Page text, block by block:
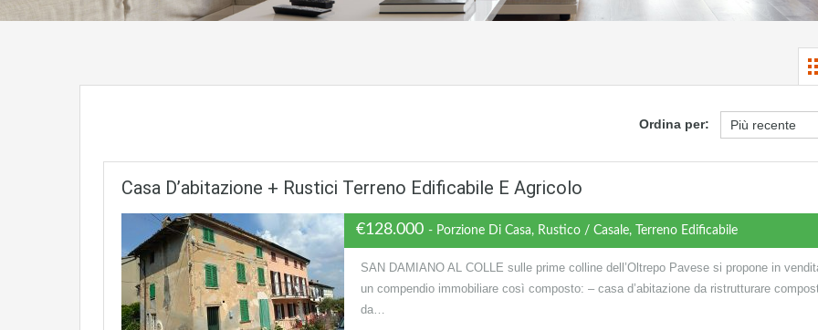
Ordina per:
Casa D’abitazione + Rustici Terreno Edificabile E Agricolo
€128.000 - Porzione Di Casa, Rustico / Casale, Terreno Edificabile
SAN DAMIANO AL COLLE sulle prime colline dell’Oltrepo Pavese si propone in
un compendio immobiliare così composto: – casa d’abitazione da ristrutturare
da…